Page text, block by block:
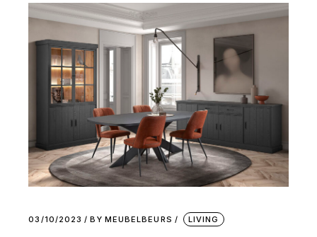
03/10/2023 BY MEUBELBEURS LIVING